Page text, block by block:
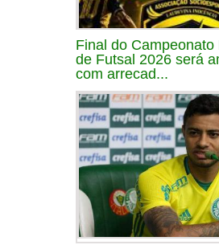
Final do Campeonato
de Futsal 2026 será
com arrecad...